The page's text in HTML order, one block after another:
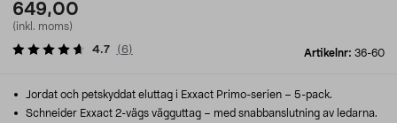
649,00
(inkl. moms)
Artikelnr: 36-60
4.7 (6)
Jordat och petskyddat eluttag i Exxact Primo-serien – 5-pack.
Schneider Exxact 2-vägs vägguttag – med snabbanslutning av ledarna.